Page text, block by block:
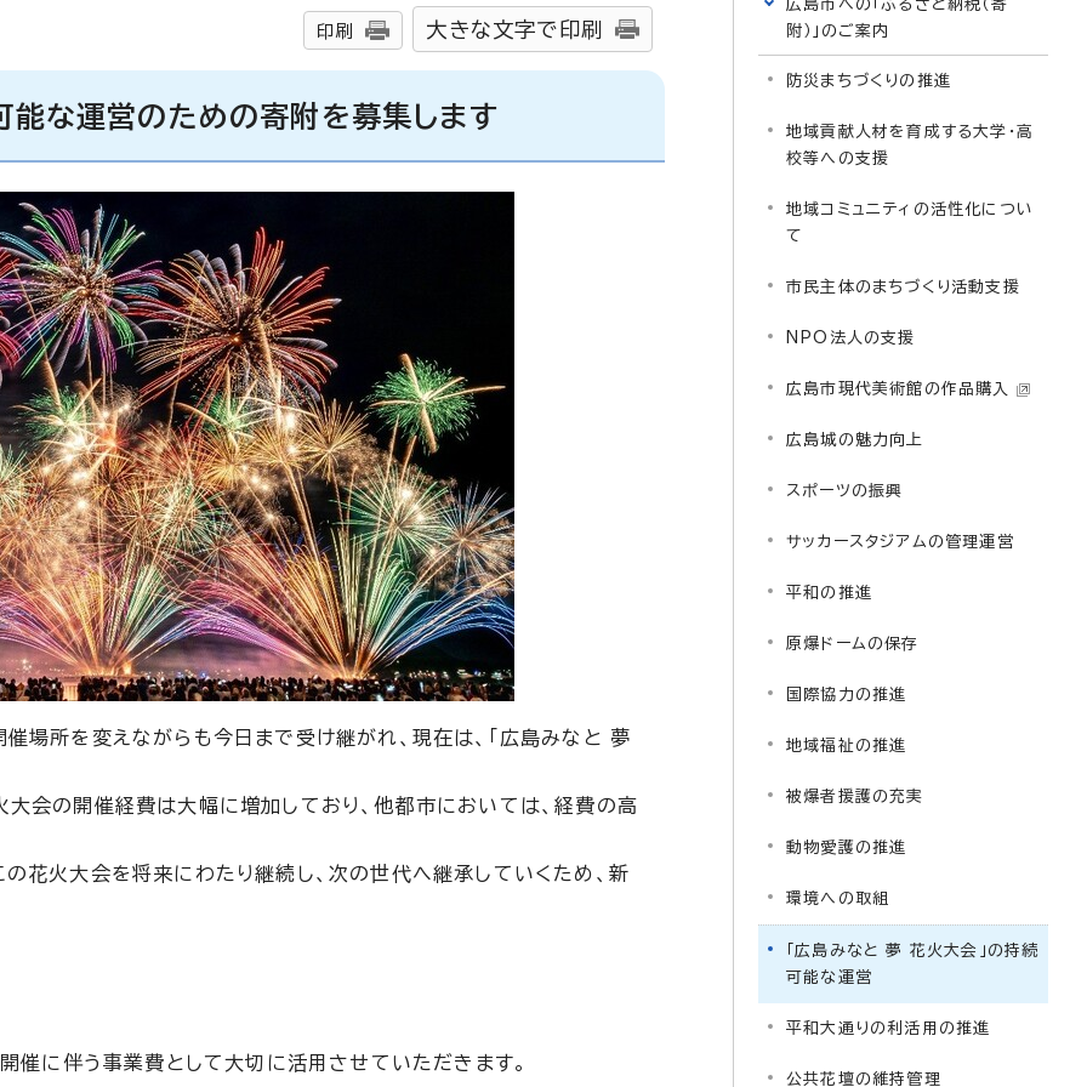
印刷 大きな文字で印刷
能な運営のための寄附を募集します
場所を変えながらも今日まで受け継がれ、現在は、「広島みなと 夢
大会の開催経費は大幅に増加しており、他都市においては、経費の高
花火大会を将来にわたり継続し、次の世代へ継承していくため、新
催に伴う事業費として大切に活用させていただきます。
広島市への「ふるさと納税（寄
附）」のご案内
防災まちづくりの推進
地域貢献人材を育成する大学・高
校等への支援
地域コミュニティの活性化につい
て
市民主体のまちづくり活動支援
NPO法人の支援
広島市現代美術館の作品購入
広島城の魅力向上
スポーツの振興
サッカースタジアムの管理運営
平和の推進
原爆ドームの保存
国際協力の推進
地域福祉の推進
被爆者援護の充実
動物愛護の推進
環境への取組
「広島みなと 夢 花火大会」の持続
可能な運営
平和大通りの利活用の推進
公共花壇の維持管理